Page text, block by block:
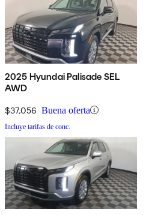
2025 Hyundai Palisade SEL
AWD
$37,056 Buena oferta
Incluye tarifas de conc.